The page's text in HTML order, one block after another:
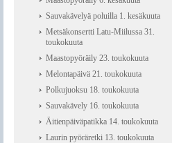
Sauvakävelyä poluilla 1. kesäkuuta
Metsäkonsertti Latu-Miilussa 31.
toukokuuta
Maastopyöräily 23. toukokuuta
Melontapäivä 21. toukokuuta
Polkujuoksu 18. toukokuuta
Sauvakävely 16. toukokuuta
Äitienpäiväpatikka 14. toukokuuta
Laurin pyöräretki 13. toukokuuta